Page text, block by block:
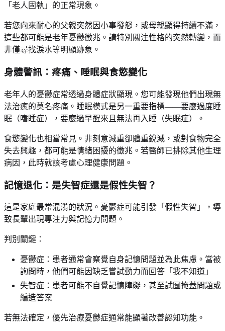
「老人固執」的正常現象。
若您向來耐心的父親突然因小事發怒，或母親顯得持續不滿，
這些都可能是老年憂鬱徵兆。請特別關注性格的突然轉變，而
非僅尋找淚水等明顯跡象。
身體警訊：疼痛、睡眠與食慾變化
老年人的憂鬱症常透過身體症狀顯現。您可能發現他們出現無
法治癒的莫名疼痛。睡眠模式是另一重要指標——要麼過度睡
眠（嗜睡症），要麼過早醒來且無法再入睡（失眠症）。
食慾變化也相當常見。非刻意減重卻體重銳減，或對食物完全
失去興趣，都可能是情緒困擾的徵兆。若醫師已排除其他生理
病因，此時就該考慮心理健康問題。
記憶退化：是失智症還是假性失智？
這是家庭最常混淆的狀況。憂鬱症可能引發「假性失智」，導
致長輩出現專注力與記憶力問題。
判別關鍵：
憂鬱症：患者通常會察覺自身記憶問題並為此焦慮。當被
詢問時，他們可能因缺乏嘗試動力而回答「我不知道」
失智症：患者可能不自覺記憶障礙，甚至試圖掩蓋問題或
編造答案
若無法確定，優先治療憂鬱症通常能顯著改善認知功能。